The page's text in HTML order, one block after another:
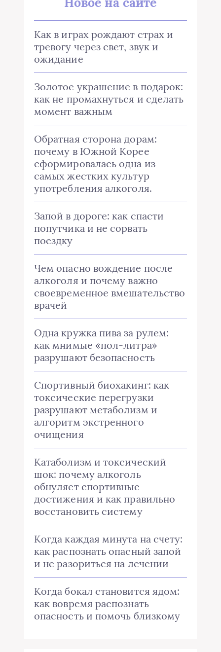
Как в играх рождают страх и
тревогу через свет, звук и
ожидание
Золотое украшение в подарок:
как не промахнуться и сделать
момент важным
Обратная сторона дорам:
почему в Южной Корее
сформировалась одна из
самых жестких культур
употребления алкоголя.
Запой в дороге: как спасти
попутчика и не сорвать
поездку
Чем опасно вождение после
алкоголя и почему важно
своевременное вмешательство
врачей
Одна кружка пива за рулем:
как мнимые «пол-литра»
разрушают безопасность
Спортивный биохакинг: как
токсические перегрузки
разрушают метаболизм и
алгоритм экстренного
очищения
Катаболизм и токсический
шок: почему алкоголь
обнуляет спортивные
достижения и как правильно
восстановить систему
Когда каждая минута на счету:
как распознать опасный запой
и не разориться на лечении
Когда бокал становится ядом:
как вовремя распознать
опасность и помочь близкому